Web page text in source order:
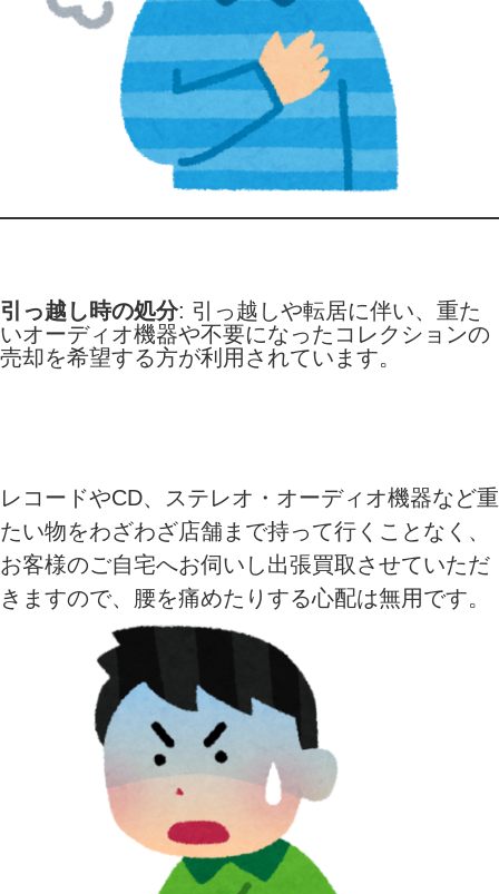
引っ越し時の処分: 引っ越しや転居に伴い、重た
いオーディオ機器や不要になったコレクションの
売却を希望する方が利用されています。
レコードやCD、ステレオ・オーディオ機器など重
たい物をわざわざ店舗まで持って行くことなく、
お客様のご自宅へお伺いし出張買取させていただ
きますので、腰を痛めたりする心配は無用です。